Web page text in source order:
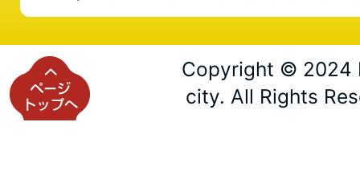
Copyright © 2024
city. All Rights